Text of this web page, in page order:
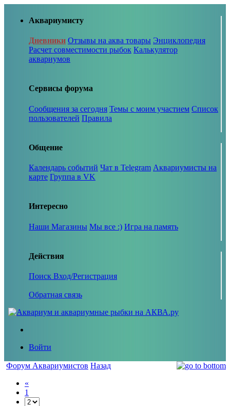
Аквариумисту
Дневники Отзывы на аква товары Энциклопедия
Расчет совместимости рыбок Калькулятор
аквариумов
Сервисы форума
Сообщения за сегодня Темы с моим участием Список
пользователей Правила
Общение
Календарь событий Чат в Telegram Аквариумисты на
карте Группа в VK
Интересно
Наши Магазины Мы все :) Игра на память
Действия
Поиск Вход/Регистрация
Обратная связь
Войти
Форум Аквариумистов Назад
«
1